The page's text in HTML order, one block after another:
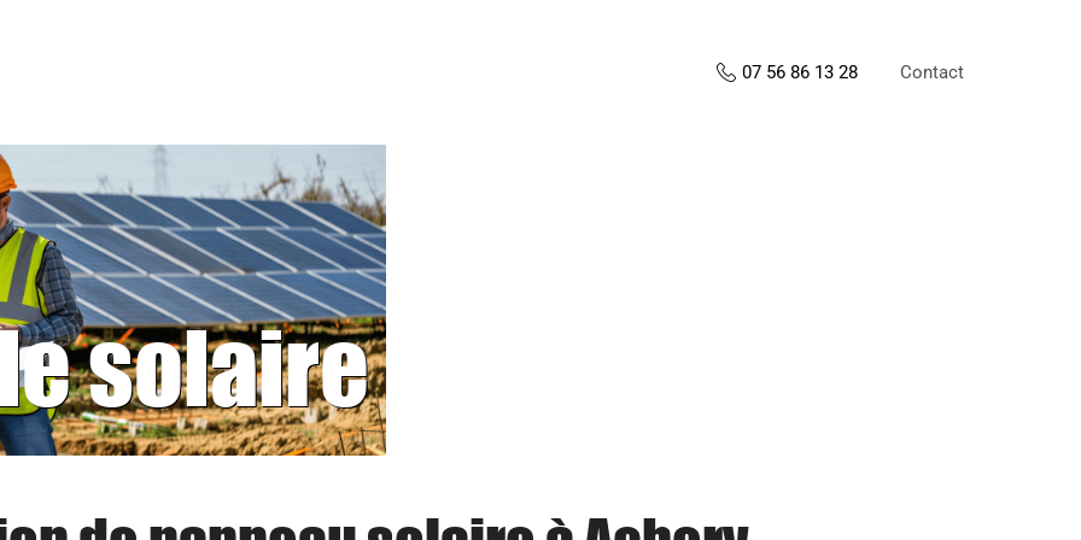
07 56 86 13 28 Contact
solaire